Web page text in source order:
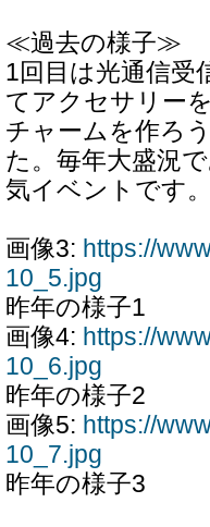
≪過去の様子≫
1回目は光通信受
てアクセサリー
チャームを作ろ
た。毎年大盛況
気イベントです。
画像3: https://
10_5.jpg
昨年の様子1
画像4: https://
10_6.jpg
昨年の様子2
画像5: https://
10_7.jpg
昨年の様子3